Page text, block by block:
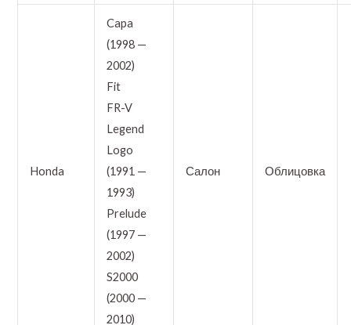
Honda
Capa
(1998 —
2002)
Fit
FR-V
Legend
Logo
(1991 —
1993)
Prelude
(1997 —
2002)
S2000
(2000 —
2010)
Салон Облицовка